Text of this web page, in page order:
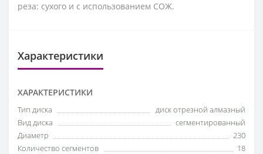
реза: сухого и с использованием СОЖ.
Характеристики
ХАРАКТЕРИСТИКИ
Тип диска
диск отрезной алмазный
Вид диска
сегментированный
Диаметр
230
Количество сегментов
18